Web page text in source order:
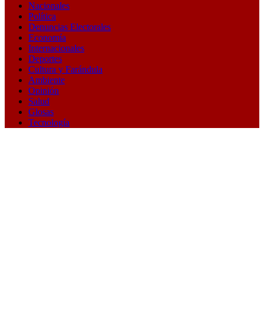
Nacionales
Política
Denuncias Electorales
Economía
Internacionales
Deportes
Cultura y Farándula
Ambiente
Opinión
Salud
Glosas
Tecnología